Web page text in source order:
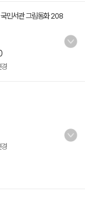
국민서관 그림동화 208
경
경